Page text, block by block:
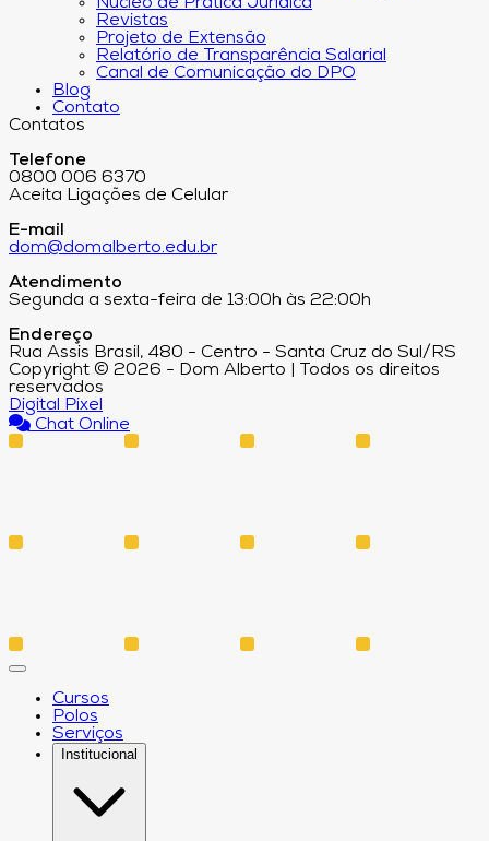
Núcleo de Prática Jurídica
Revistas
Projeto de Extensão
Relatório de Transparência Salarial
Canal de Comunicação do DPO
Blog
Contato
Contatos
Telefone
0800 006 6370
Aceita Ligações de Celular
E-mail
dom@domalberto.edu.br
Atendimento
Segunda a sexta-feira de 13:00h às 22:00h
Endereço
Rua Assis Brasil, 480 - Centro - Santa Cruz do Sul/RS
Copyright © 2026 - Dom Alberto | Todos os direitos
reservados
Digital Pixel
Chat Online
Cursos
Polos
Serviços
Institucional